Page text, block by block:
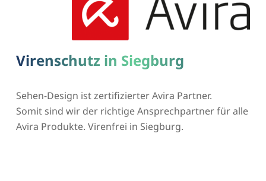
Virenschutz in Siegburg
Sehen-Design ist zertifizierter Avira Partner.
Somit sind wir der richtige Ansprechpartner für alle
Avira Produkte. Virenfrei in Siegburg.